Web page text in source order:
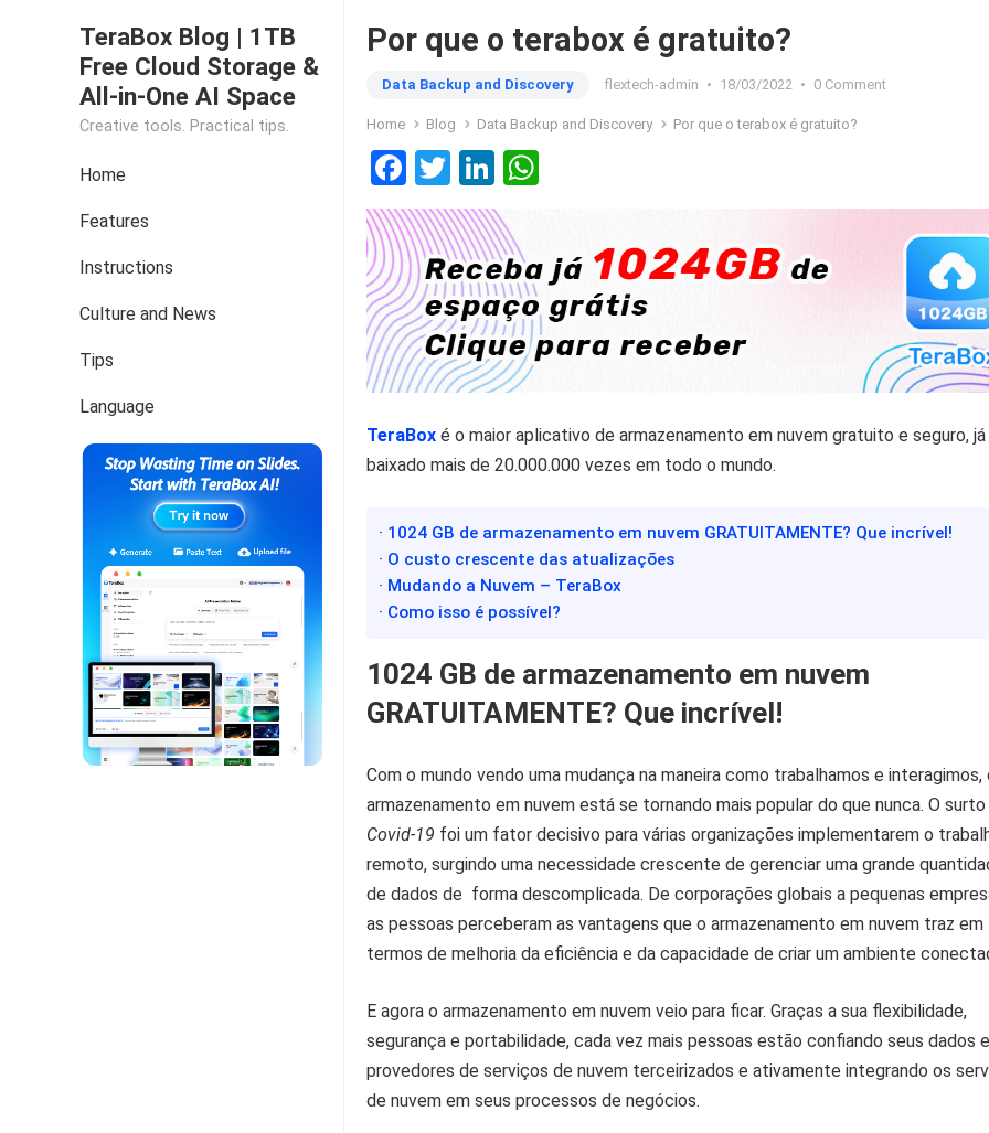
TeraBox Blog | 1TB
Free Cloud Storage &
All-in-One AI Space
Creative tools. Practical tips.
Home
Features
Instructions
Culture and News
Tips
Language
Por que o terabox é gratuito?
Data Backup and Discovery flextech-admin • 18/03/2022 • 0 Comment
Home Blog Data Backup and Discovery Por que o terabox é gratuito?
F
a
ce
b
o
o
k
T
wi
tt
er
Li
n
ke
dI
n
s
A
p
TeraBox é o maior aplicativo de armazenamento em nuvem gratuito e seguro,
baixado mais de 20.000.000 vezes em todo o mundo.
· 1024 GB de armazenamento em nuvem GRATUITAMENTE? Que incrível!
· O custo crescente das atualizações
· Mudando a Nuvem – TeraBox
· Como isso é possível?
1024 GB de armazenamento em nuvem
GRATUITAMENTE? Que incrível!
Com o mundo vendo uma mudança na maneira como trabalhamos e interagimos,
armazenamento em nuvem está se tornando mais popular do que nunca. O surto
Covid-19 foi um fator decisivo para várias organizações implementarem o
remoto, surgindo uma necessidade crescente de gerenciar uma grande
de dados de forma descomplicada. De corporações globais a pequenas
as pessoas perceberam as vantagens que o armazenamento em nuvem traz em
termos de melhoria da eficiência e da capacidade de criar um ambiente
E agora o armazenamento em nuvem veio para ficar. Graças a sua flexibilidade,
segurança e portabilidade, cada vez mais pessoas estão confiando seus dados
provedores de serviços de nuvem terceirizados e ativamente integrando os
de nuvem em seus processos de negócios.